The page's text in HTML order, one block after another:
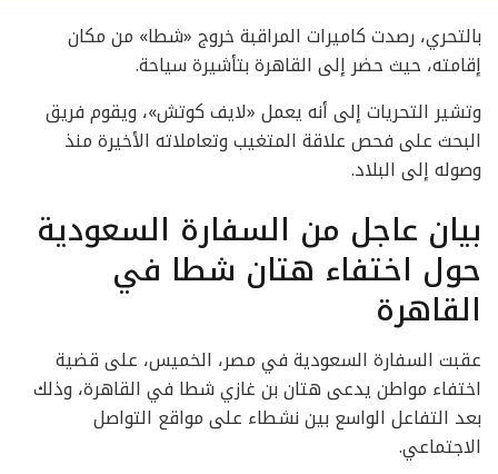
بالتحري، رصدت كاميرات المراقبة خروج «شطا» من مكان
إقامته، حيث حضر إلى القاهرة بتأشيرة سياحة.
وتشير التحريات إلى أنه يعمل «لايف كوتش»، ويقوم فريق
البحث على فحص علاقة المتغيب وتعاملاته الأخيرة منذ
وصوله إلى البلاد.
بيان عاجل من السفارة السعودية
حول اختفاء هتان شطا في
القاهرة
عقبت السفارة السعودية في مصر، الخميس، على قضية
اختفاء مواطن يدعى هتان بن غازي شطا في القاهرة، وذلك
بعد التفاعل الواسع بين نشطاء على مواقع التواصل
الاجتماعي.